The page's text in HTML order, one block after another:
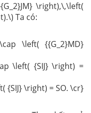
\right),\,\left(
Ta có:
\left( {{G_2}MD}
\left( {SIJ} \right) =
{SIJ} \right) = SO. \cr}